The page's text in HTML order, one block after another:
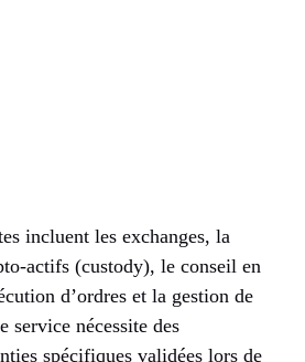
incluent les exchanges, la
actifs (custody), le conseil en
d’ordres et la gestion de
service nécessite des
spécifiques validées lors de